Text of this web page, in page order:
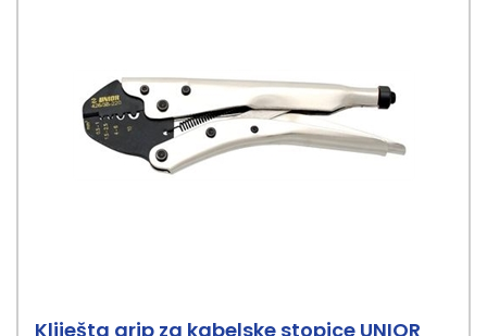
Kliješta grip za kabelske stopice UNIOR